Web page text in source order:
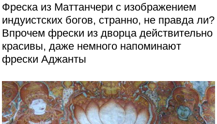
Фреска из Маттанчери с изображением
индуистских богов, странно, не правда ли?
Впрочем фрески из дворца действительно
красивы, даже немного напоминают
фрески Аджанты